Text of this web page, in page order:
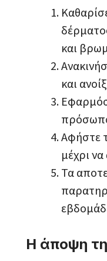
και
και
Αφήστε
μέχρι
Τα
Η άποψη